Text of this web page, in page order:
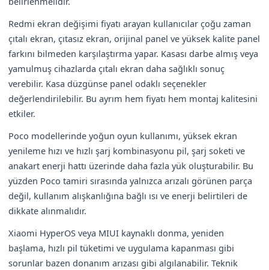
Redmi ekran değişimi fiyatı arayan kullanıcılar çoğu zaman
çıtalı ekran, çıtasız ekran, orijinal panel ve yüksek kalite panel
farkını bilmeden karşılaştırma yapar. Kasası darbe almış veya
yamulmuş cihazlarda çıtalı ekran daha sağlıklı sonuç
verebilir. Kasa düzgünse panel odaklı seçenekler
değerlendirilebilir. Bu ayrım hem fiyatı hem montaj kalitesini
etkiler.
Poco modellerinde yoğun oyun kullanımı, yüksek ekran
yenileme hızı ve hızlı şarj kombinasyonu pil, şarj soketi ve
anakart enerji hattı üzerinde daha fazla yük oluşturabilir. Bu
yüzden Poco tamiri sırasında yalnızca arızalı görünen parça
değil, kullanım alışkanlığına bağlı ısı ve enerji belirtileri de
dikkate alınmalıdır.
Xiaomi HyperOS veya MIUI kaynaklı donma, yeniden
başlama, hızlı pil tüketimi ve uygulama kapanması gibi
sorunlar bazen donanım arızası gibi algılanabilir. Teknik